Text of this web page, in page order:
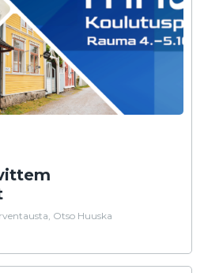
Otso Huuska